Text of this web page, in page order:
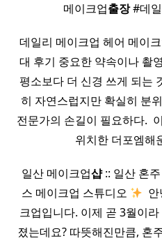
메이크업출장#데
데일리 메이크업 헤어 메이
대 후기 중요한 약속이나 촬
평소보다 더 신경 쓰게 되는
히 자연스럽지만 확실히 분
전문가의 손길이 필요하다.
위치한 더포엠해
​ 일산 메이크업샵:: 일산 혼주
스 메이크업 스튜디오
크업입니다. 이제 곧 3월이
졌는데요? 따뜻해진만큼, 혼